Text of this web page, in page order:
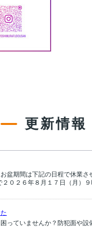
更新情報
盆期間は下記の日程で休業
０２６年８月１７日（月）
っていませんか？防犯面や